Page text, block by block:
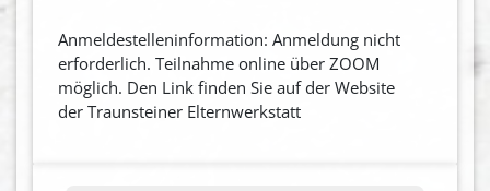
Anmeldestelleninformation: Anmeldung nicht
erforderlich. Teilnahme online über ZOOM
möglich. Den Link finden Sie auf der Website
der Traunsteiner Elternwerkstatt